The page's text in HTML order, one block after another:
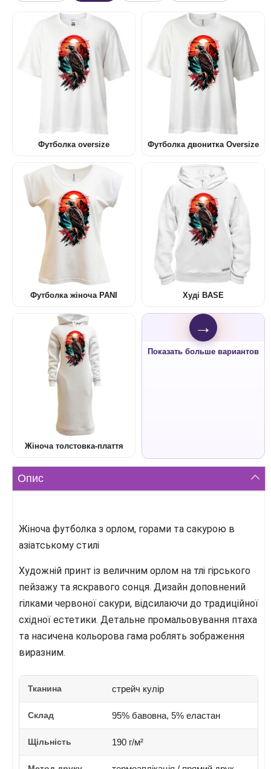
Футболка oversize Футболка двонитка Oversize
Футболка жіноча PANI Худі BASE
Жіноча толстовка-плаття
→
Показать больше вариантов
Опис
Жіноча футболка з орлом, горами та сакурою в
азіатському стилі
Художній принт із величним орлом на тлі гірського
пейзажу та яскравого сонця. Дизайн доповнений
гілками червоної сакури, відсилаючи до традиційної
східної естетики. Детальне промальовування птаха
та насичена кольорова гама роблять зображення
виразним.
Тканина стрейч кулір
Склад 95% бавовна, 5% еластан
Щільність 190 г/м²